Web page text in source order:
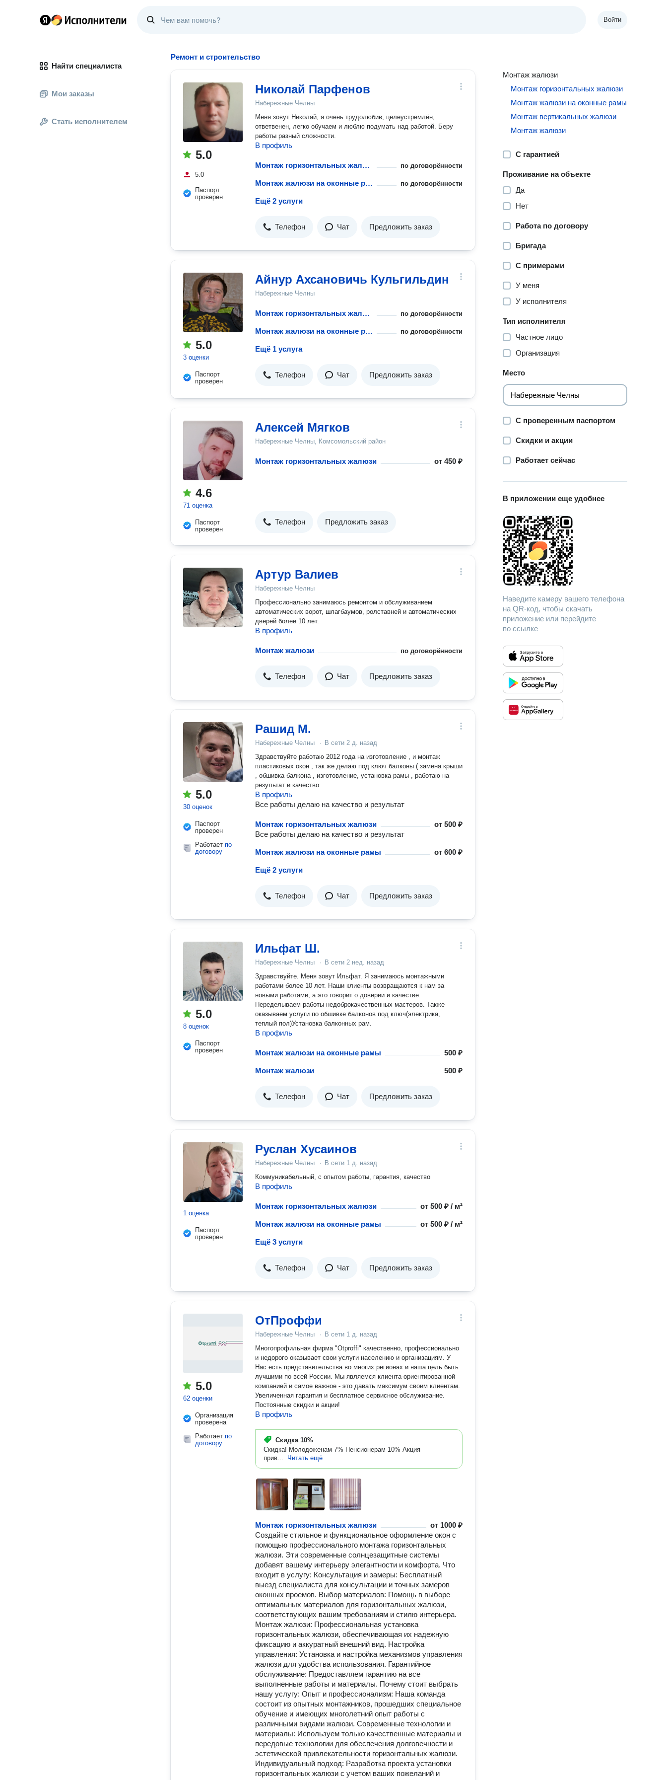
Войти
Найти специалиста
Мои заказы
Стать исполнителем
Ремонт и строительство
5.0
5.0
Паспорт
проверен
Николай Парфенов
Набережные Челны
Меня зовут Николай, я очень трудолюбив, целеустремлён,
ответвенен, легко обучаем и люблю подумать над работой. Беру
работы разный сложности.
В профиль
Монтаж горизонтальных жалюзи по договорённости
Монтаж жалюзи на оконные рамы по договорённости
Ещё 2 услуги
Телефон Чат Предложить заказ
5.0
3 оценки
Паспорт
проверен
Айнур Ахсановичь Кульгильдин
Набережные Челны
Монтаж горизонтальных жалюзи по договорённости
Монтаж жалюзи на оконные рамы по договорённости
Ещё 1 услуга
Телефон Чат Предложить заказ
4.6
71 оценка
Паспорт
проверен
Алексей Мягков
Набережные Челны, Комсомольский район
Монтаж горизонтальных жалюзи от450 ₽
Телефон Предложить заказ
Артур Валиев
Набережные Челны
Профессионально занимаюсь ремонтом и обслуживанием
автоматических ворот, шлагбаумов, ролставней и автоматических
дверей более 10 лет.
В профиль
Монтаж жалюзи по договорённости
Телефон Чат Предложить заказ
5.0
30 оценок
Паспорт
проверен
Работает по
договору
Рашид М.
Набережные Челны · В сети 2 д. назад
Здравствуйте работаю 2012 года на изготовление , и монтаж
пластиковых окон , так же делаю под ключ балконы ( замена крыши
, обшивка балкона , изготовление, установка рамы , работаю на
результат и качество
В профиль
Все работы делаю на качество и результат
Монтаж горизонтальных жалюзи от500 ₽
Все работы делаю на качество и результат
Монтаж жалюзи на оконные рамы от600 ₽
Ещё 2 услуги
Телефон Чат Предложить заказ
5.0
8 оценок
Паспорт
проверен
Ильфат Ш.
Набережные Челны · В сети 2 нед. назад
Здравствуйте. Меня зовут Ильфат. Я занимаюсь монтажными
работами более 10 лет. Наши клиенты возвращаются к нам за
новыми работами, а это говорит о доверии и качестве.
Переделываем работы недоброкачественных мастеров. Также
оказываем услуги по обшивке балконов под ключ(электрика,
теплый пол)Установка балконных рам.
В профиль
Монтаж жалюзи на оконные рамы 500 ₽
Монтаж жалюзи 500 ₽
Телефон Чат Предложить заказ
1 оценка
Паспорт
проверен
Руслан Хусаинов
Набережные Челны · В сети 1 д. назад
Коммуникабельный, с опытом работы, гарантия, качество
В профиль
Монтаж горизонтальных жалюзи от500 ₽ / м²
Монтаж жалюзи на оконные рамы от500 ₽ / м²
Ещё 3 услуги
Телефон Чат Предложить заказ
5.0
62 оценки
Организация
проверена
Работает по
договору
ОтПроффи
Набережные Челны · В сети 1 д. назад
Многопрофильная фирма "Otproffi" качественно, профессионально
и недорого оказывает свои услуги населению и организациям. У
Нас есть представительства во многих регионах и наша цель быть
лучшими по всей России. Мы являемся клиента-ориентированной
компанией и самое важное - это давать максимум своим клиентам.
Увеличенная гарантия и бесплатное сервисное обслуживание.
Постоянные скидки и акции!
В профиль
Скидка 10%
Скидка! Молодоженам 7% Пенсионерам 10% Акция
прив...
Читать ещё
Монтаж горизонтальных жалюзи от 1000 ₽
Создайте стильное и функциональное оформление окон с
помощью профессионального монтажа горизонтальных
жалюзи. Эти современные солнцезащитные системы
добавят вашему интерьеру элегантности и комфорта. Что
входит в услугу: Консультация и замеры: Бесплатный
выезд специалиста для консультации и точных замеров
оконных проемов. Выбор материалов: Помощь в выборе
оптимальных материалов для горизонтальных жалюзи,
соответствующих вашим требованиям и стилю интерьера.
Монтаж жалюзи: Профессиональная установка
горизонтальных жалюзи, обеспечивающая их надежную
фиксацию и аккуратный внешний вид. Настройка
управления: Установка и настройка механизмов управления
жалюзи для удобства использования. Гарантийное
обслуживание: Предоставляем гарантию на все
выполненные работы и материалы. Почему стоит выбрать
нашу услугу: Опыт и профессионализм: Наша команда
состоит из опытных монтажников, прошедших специальное
обучение и имеющих многолетний опыт работы с
различными видами жалюзи. Современные технологии и
материалы: Используем только качественные материалы и
передовые технологии для обеспечения долговечности и
эстетической привлекательности горизонтальных жалюзи.
Индивидуальный подход: Разработка проекта установки
горизонтальных жалюзи с учетом ваших пожеланий и
Монтаж жалюзи
Монтаж горизонтальных жалюзи
Монтаж жалюзи на оконные рамы
Монтаж вертикальных жалюзи
Монтаж жалюзи
С гарантией
Проживание на объекте
Да
Нет
Работа по договору
Бригада
С примерами
У меня
У исполнителя
Тип исполнителя
Частное лицо
Организация
Место
С проверенным паспортом
Скидки и акции
Работает сейчас
В приложении еще удобнее
Наведите камеру вашего телефона
на QR-код, чтобы скачать
приложение или перейдите
по ссылке